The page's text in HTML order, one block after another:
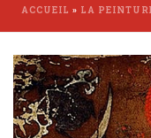
ACCUEIL » LA